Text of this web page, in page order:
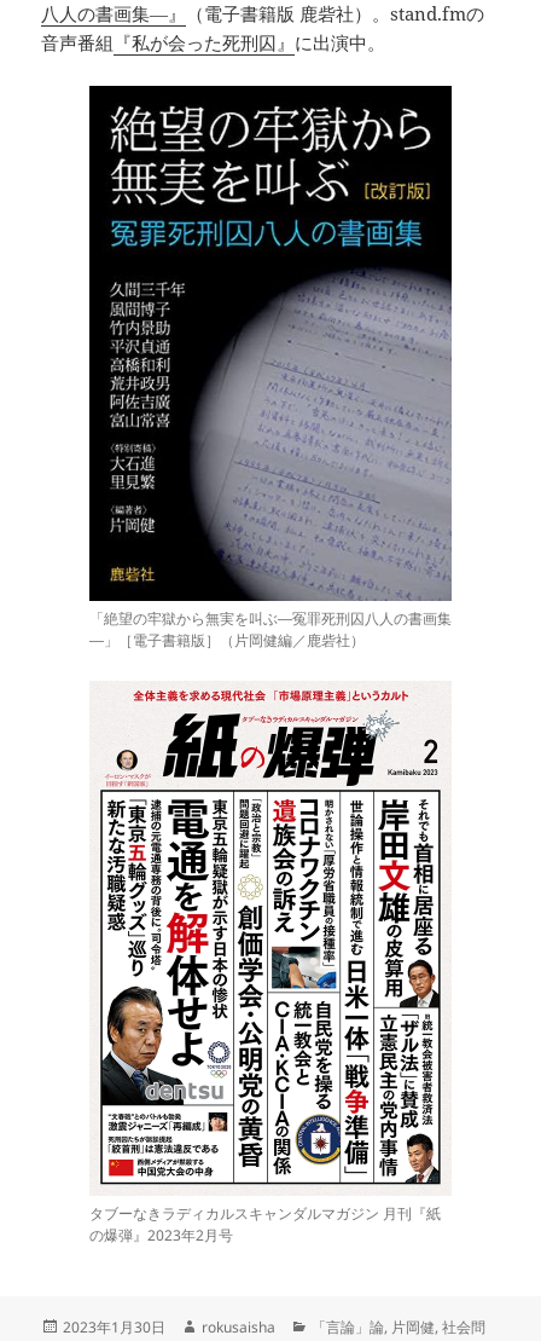
八人の書画集―』
（電子書籍版 鹿砦社）。stand.fmの
音声番組 『私が会った死刑囚』 に出演中。
「絶望の牢獄から無実を叫ぶ―冤罪死刑囚八人の書画集
―」［電子書籍版］（片岡健編／鹿砦社）
タブーなきラディカルスキャンダルマガジン 月刊『紙
の爆弾』2023年2月号
投
2023年1月30日
作
rokusaisha
カ「言論」論, 片岡健,社会問